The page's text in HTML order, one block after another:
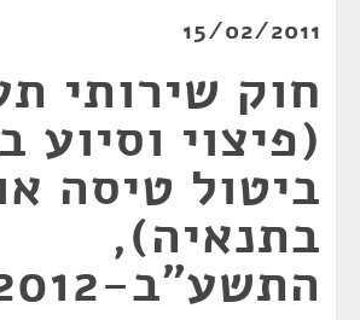
15/02/2011
חוק שירותי
(פיצוי וסיוע
ביטול טיסה
בתנאיה),
התשע"ב-2012